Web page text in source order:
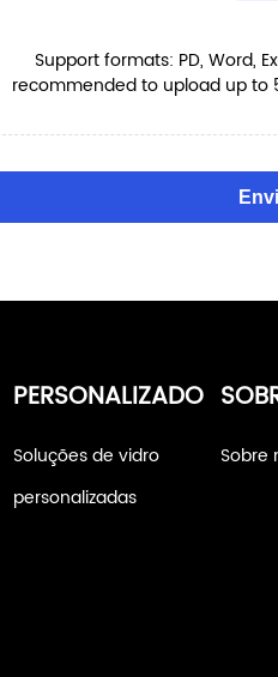
Support formats: PD, Word,
recommended to upload up to
PERSONALIZADO
Soluções de vidro
personalizadas
Sobre